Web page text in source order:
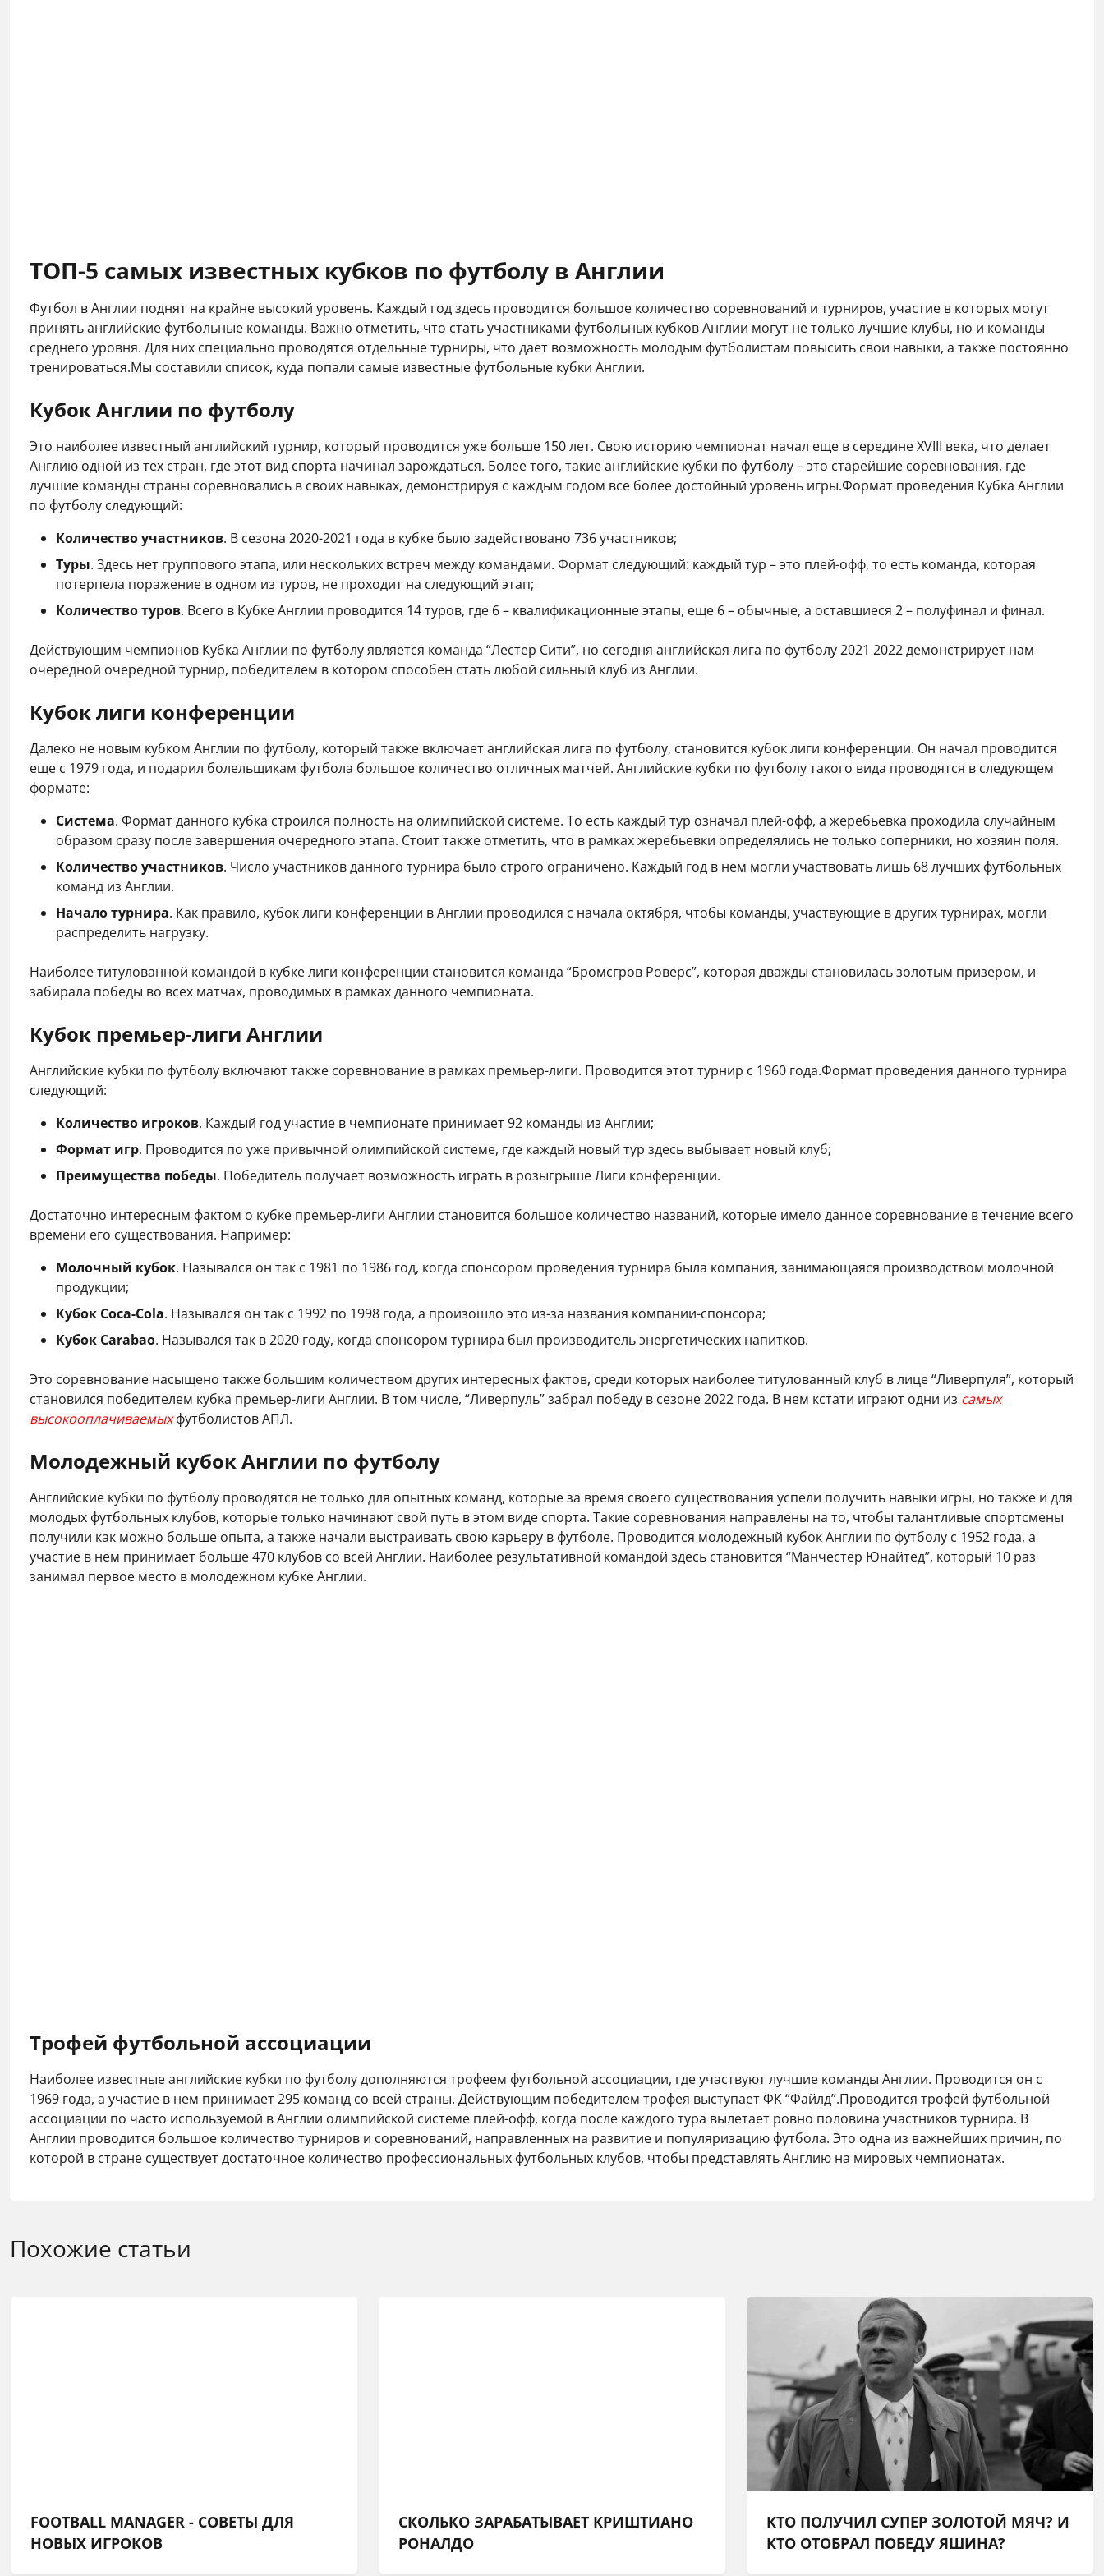
ТОП-5 самых известных кубков по футболу в Англии
Футбол в Англии поднят на крайне высокий уровень. Каждый год здесь проводится большое количество соревнований и турниров, участие в которых могут
принять английские футбольные команды. Важно отметить, что стать участниками футбольных кубков Англии могут не только лучшие клубы, но и команды
среднего уровня. Для них специально проводятся отдельные турниры, что дает возможность молодым футболистам повысить свои навыки, а также постоянно
тренироваться.Мы составили список, куда попали самые известные футбольные кубки Англии.
Кубок Англии по футболу
Это наиболее известный английский турнир, который проводится уже больше 150 лет. Свою историю чемпионат начал еще в середине XVIII века, что делает
Англию одной из тех стран, где этот вид спорта начинал зарождаться. Более того, такие английские кубки по футболу – это старейшие соревнования, где
лучшие команды страны соревновались в своих навыках, демонстрируя с каждым годом все более достойный уровень игры.Формат проведения Кубка Англии
по футболу следующий:
Количество участников. В сезона 2020-2021 года в кубке было задействовано 736 участников;
Туры. Здесь нет группового этапа, или нескольких встреч между командами. Формат следующий: каждый тур – это плей-офф, то есть команда, которая
потерпела поражение в одном из туров, не проходит на следующий этап;
Количество туров. Всего в Кубке Англии проводится 14 туров, где 6 – квалификационные этапы, еще 6 – обычные, а оставшиеся 2 – полуфинал и финал.
Действующим чемпионов Кубка Англии по футболу является команда “Лестер Сити”, но сегодня английская лига по футболу 2021 2022 демонстрирует нам
очередной очередной турнир, победителем в котором способен стать любой сильный клуб из Англии.
Кубок лиги конференции
Далеко не новым кубком Англии по футболу, который также включает английская лига по футболу, становится кубок лиги конференции. Он начал проводится
еще с 1979 года, и подарил болельщикам футбола большое количество отличных матчей. Английские кубки по футболу такого вида проводятся в следующем
формате:
Система. Формат данного кубка строился полность на олимпийской системе. То есть каждый тур означал плей-офф, а жеребьевка проходила случайным
образом сразу после завершения очередного этапа. Стоит также отметить, что в рамках жеребьевки определялись не только соперники, но хозяин поля.
Количество участников. Число участников данного турнира было строго ограничено. Каждый год в нем могли участвовать лишь 68 лучших футбольных
команд из Англии.
Начало турнира. Как правило, кубок лиги конференции в Англии проводился с начала октября, чтобы команды, участвующие в других турнирах, могли
распределить нагрузку.
Наиболее титулованной командой в кубке лиги конференции становится команда “Бромсгров Роверс”, которая дважды становилась золотым призером, и
забирала победы во всех матчах, проводимых в рамках данного чемпионата.
Кубок премьер-лиги Англии
Английские кубки по футболу включают также соревнование в рамках премьер-лиги. Проводится этот турнир с 1960 года.Формат проведения данного турнира
следующий:
Количество игроков. Каждый год участие в чемпионате принимает 92 команды из Англии;
Формат игр. Проводится по уже привычной олимпийской системе, где каждый новый тур здесь выбывает новый клуб;
Преимущества победы. Победитель получает возможность играть в розыгрыше Лиги конференции.
Достаточно интересным фактом о кубке премьер-лиги Англии становится большое количество названий, которые имело данное соревнование в течение всего
времени его существования. Например:
Молочный кубок. Назывался он так с 1981 по 1986 год, когда спонсором проведения турнира была компания, занимающаяся производством молочной
продукции;
Кубок Coca-Cola. Назывался он так с 1992 по 1998 года, а произошло это из-за названия компании-спонсора;
Кубок Carabao. Назывался так в 2020 году, когда спонсором турнира был производитель энергетических напитков.
Это соревнование насыщено также большим количеством других интересных фактов, среди которых наиболее титулованный клуб в лице “Ливерпуля”, который
становился победителем кубка премьер-лиги Англии. В том числе, “Ливерпуль” забрал победу в сезоне 2022 года. В нем кстати играют одни из самых
высокооплачиваемыхфутболистов АПЛ.
Молодежный кубок Англии по футболу
Английские кубки по футболу проводятся не только для опытных команд, которые за время своего существования успели получить навыки игры, но также и для
молодых футбольных клубов, которые только начинают свой путь в этом виде спорта. Такие соревнования направлены на то, чтобы талантливые спортсмены
получили как можно больше опыта, а также начали выстраивать свою карьеру в футболе. Проводится молодежный кубок Англии по футболу с 1952 года, а
участие в нем принимает больше 470 клубов со всей Англии. Наиболее результативной командой здесь становится “Манчестер Юнайтед”, который 10 раз
занимал первое место в молодежном кубке Англии.
Трофей футбольной ассоциации
Наиболее известные английские кубки по футболу дополняются трофеем футбольной ассоциации, где участвуют лучшие команды Англии. Проводится он с
1969 года, а участие в нем принимает 295 команд со всей страны. Действующим победителем трофея выступает ФК “Файлд”.Проводится трофей футбольной
ассоциации по часто используемой в Англии олимпийской системе плей-офф, когда после каждого тура вылетает ровно половина участников турнира. В
Англии проводится большое количество турниров и соревнований, направленных на развитие и популяризацию футбола. Это одна из важнейших причин, по
которой в стране существует достаточное количество профессиональных футбольных клубов, чтобы представлять Англию на мировых чемпионатах.
Похожие статьи
FOOTBALL MANAGER - СОВЕТЫ ДЛЯ
НОВЫХ ИГРОКОВ
СКОЛЬКО ЗАРАБАТЫВАЕТ КРИШТИАНО
РОНАЛДО
КТО ПОЛУЧИЛ СУПЕР ЗОЛОТОЙ МЯЧ? И
КТО ОТОБРАЛ ПОБЕДУ ЯШИНА?